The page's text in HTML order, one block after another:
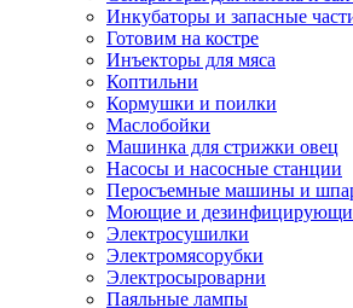
Инкубаторы и запасные
Готовим на костре
Инъекторы для мяса
Коптильни
Кормушки и поилки
Маслобойки
Машинка для стрижки овец
Насосы и насосные станции
Перосъемные машины и
Моющие и дезинфицирующие
Электросушилки
Электромясорубки
Электросыроварни
Паяльные лампы